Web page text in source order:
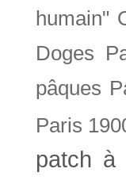
humain"
Doges
pâques
Paris
patch à